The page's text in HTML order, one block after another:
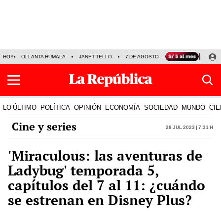
HOY OLLANTA HUMALA JANET TELLO 7 DE AGOSTO TINKA RESULTADOS
LO ÚLTIMO POLÍTICA OPINIÓN ECONOMÍA SOCIEDAD MUNDO
Cine y series 28 Jul 2023 | 7:31 h
'Miraculous: las aventuras de
Ladybug' temporada 5,
capítulos del 7 al 11: ¿cuándo
se estrenan en Disney Plus?